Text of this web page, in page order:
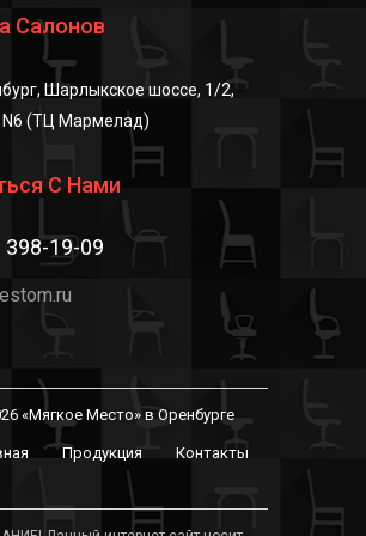
Салонов
Шарлыкское шоссе, 1/2,
N6 (ТЦ Мармелад)
С Нами
398-19-09
«Мягкое Место» в Оренбурге
Продукция Контакты